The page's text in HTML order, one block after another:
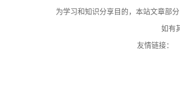
为学习和知识分享目的，本站文章部
如有
友情链接：